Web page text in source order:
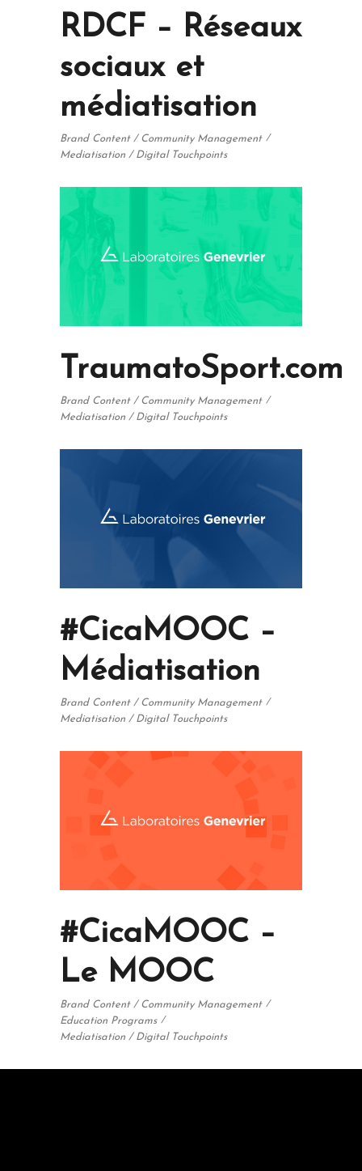
RDCF – Réseaux
sociaux et
médiatisation
Brand Content / Community Management
Mediatisation / Digital Touchpoints
TraumatoSport.com
Brand Content / Community Management
Mediatisation / Digital Touchpoints
#CicaMOOC –
Médiatisation
Brand Content / Community Management
Mediatisation / Digital Touchpoints
#CicaMOOC –
Le MOOC
Brand Content / Community Management
Education Programs
Mediatisation / Digital Touchpoints